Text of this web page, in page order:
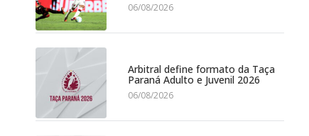
06/08/2026
Arbitral define formato da Taça
Paraná Adulto e Juvenil 2026
06/08/2026